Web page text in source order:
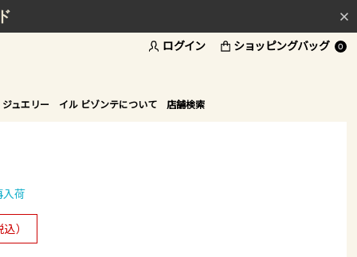
ログイン ショッピングバッグ 0
ュエリー イル ビゾンテについて 店舗検索
入荷
）